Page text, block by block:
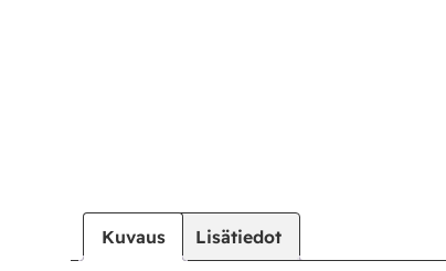
Kuvaus Lisätiedot